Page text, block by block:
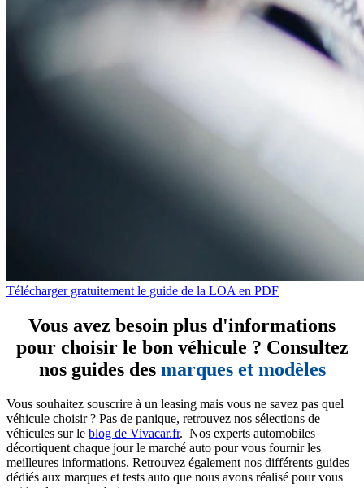
Télécharger gratuitement le guide de la LOA en PDF
Vous avez besoin plus d'informations
pour choisir le bon véhicule ? Consultez
nos guides des marques et modèles
Vous souhaitez souscrire à un leasing mais vous ne savez pas quel
véhicule choisir ? Pas de panique, retrouvez nos sélections de
véhicules sur le blog de Vivacar.fr. Nos experts automobiles
décortiquent chaque jour le marché auto pour vous fournir les
meilleures informations. Retrouvez également nos différents guides
dédiés aux marques et tests auto que nous avons réalisé pour vous